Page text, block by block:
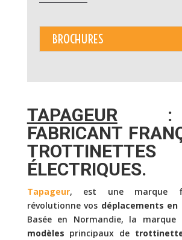
BROCHURES
TAPAGEUR:
FABRICANT
TROTTINETTES
ÉLECTRIQUES.
Tapageur, est une marque
révolutionne vos déplacements en
Basée en Normandie, la marque
modèles principaux de